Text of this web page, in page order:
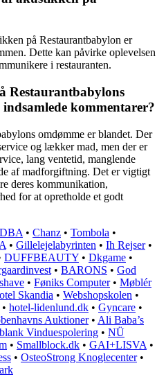
på Restaurantbabylon er
Dette kan påvirke oplevelsen
i restauranten.
Restaurantbabylons
kommentarer?
omdømme er blandet. Der
og lækker mad, men der er
lang ventetid, manglende
af madforgiftning. Det er vigtigt
deres kommunikation,
for at opretholde et godt
DBA • Chanz • Tombola •
• Gillelejelabyrinten • Ih Rejser•
DUFFBEAUTY • Dkgame •
• BARONS • God
• Føniks Computer• Møblér
Skandia • Webshopskolen •
• hotel-lidenlund.dk • Gyncare •
Auktioner• Ali Baba’s
Vinduespolering • NÜ
• Smallblock.dk • GAI+LISVA •
• OsteoStrong Knoglecenter•